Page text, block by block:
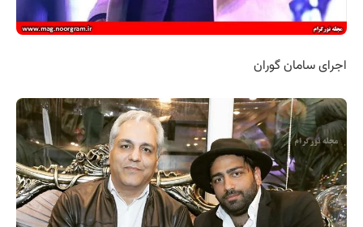
اجرای سامان گوران